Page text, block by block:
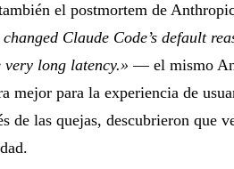
el postmortem de
Claude Code’s default
very long latency.» — el mismo
mejor para la experiencia de
de las quejas, descubrieron que